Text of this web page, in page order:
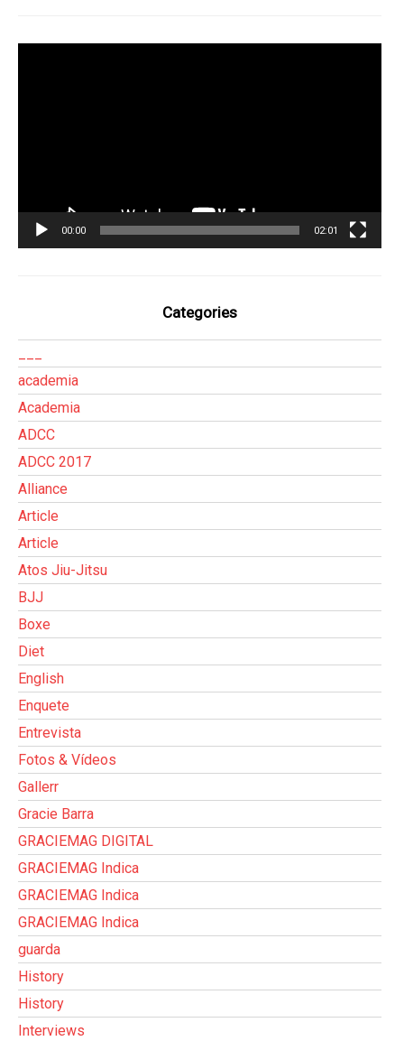
00:00 02:01
Categories
academia
Academia
ADCC
ADCC 2017
Alliance
Article
Article
Atos Jiu-Jitsu
BJJ
Boxe
Diet
English
Enquete
Entrevista
Fotos & Vídeos
Gallerr
Gracie Barra
GRACIEMAG DIGITAL
GRACIEMAG Indica
GRACIEMAG Indica
GRACIEMAG Indica
guarda
History
History
Interviews